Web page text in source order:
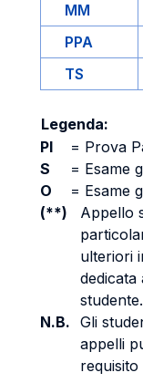
MM
PPA
TS
Legenda:
PI
= Prova
S
= Esame
O
= Esame
(**)
Appello
ulteriori
dedicata
studente.
N.B. Gli
appelli